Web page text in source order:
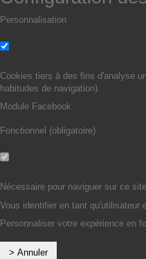
Personnalisation
Cookies tiers à des fins d'analyse
habitudes de navigation).
Module Facebook
Fonctionnel (obligatoire)
Nécessaire pour naviguer sur ce
Vous identifier en tant qu'utilisateur
Personnaliser votre expérience en
> Annuler